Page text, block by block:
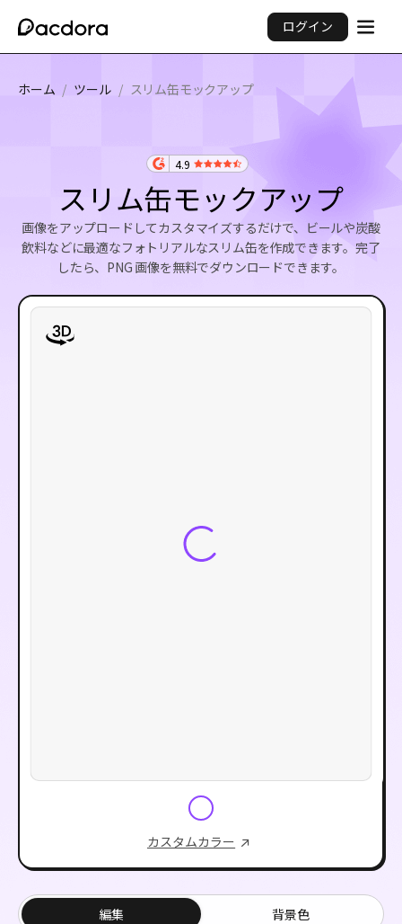
ログイン
ホーム / ツール / スリム缶モックアップ
4.9
スリム缶モックアップ
画像をアップロードしてカスタマイズするだけで、ビールや炭酸
飲料などに最適なフォトリアルなスリム缶を作成できます。完了
したら、PNG 画像を無料でダウンロードできます。
カスタムカラー
編集 背景色